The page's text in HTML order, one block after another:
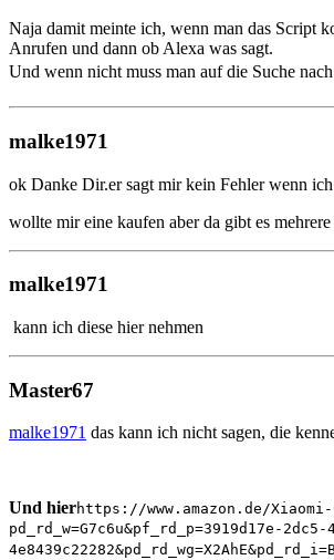
Naja damit meinte ich, wenn man das Script
Anrufen und dann ob Alexa was sagt.
Und wenn nicht muss man auf die Suche
malke1971
ok Danke Dir.er sagt mir kein Fehler wenn
wollte mir eine kaufen aber da gibt es mehrere
malke1971
kann ich diese hier nehmen
Master67
malke1971 das kann ich nicht sagen, die
Und hierhttps://www.amazon.de/Xiaomi-
pd_rd_w=G7c6u&pf_rd_p=3919d17e-